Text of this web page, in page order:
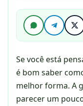
Se você está
é bom saber
melhor forma. A
parecer um